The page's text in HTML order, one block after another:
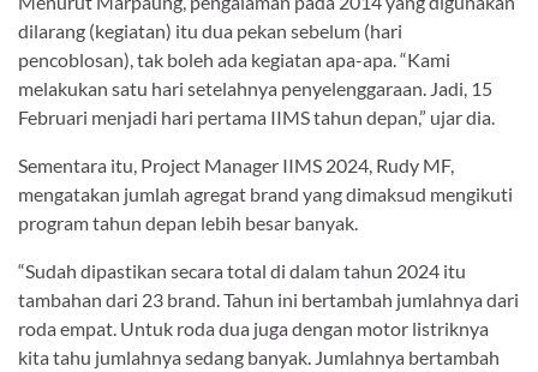
dilarang (kegiatan) itu dua pekan sebelum (hari
pencoblosan), tak boleh ada kegiatan apa-apa. “Kami
melakukan satu hari setelahnya penyelenggaraan. Jadi, 15
Februari menjadi hari pertama IIMS tahun depan,” ujar dia.
Sementara itu, Project Manager IIMS 2024, Rudy MF,
mengatakan jumlah agregat brand yang dimaksud mengikuti
program tahun depan lebih besar banyak.
“Sudah dipastikan secara total di dalam tahun 2024 itu
tambahan dari 23 brand. Tahun ini bertambah jumlahnya dari
roda empat. Untuk roda dua juga dengan motor listriknya
kita tahu jumlahnya sedang banyak. Jumlahnya bertambah